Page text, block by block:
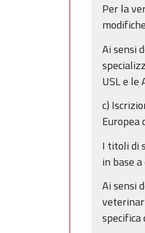
Per la
Ai sensi
USL e le
c)
Europea
I titoli di
in base
Ai sensi